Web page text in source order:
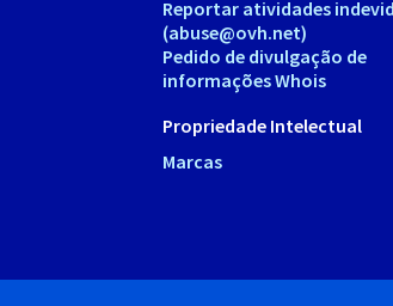
Reportar atividades
(abuse@ovh.net)
Pedido de divulgação de
informações Whois
Propriedade Intelectual
Marcas